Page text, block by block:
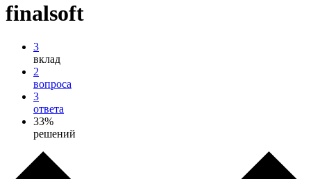
finalsoft
3
вклад
2
вопроса
3
ответа
33%
решений